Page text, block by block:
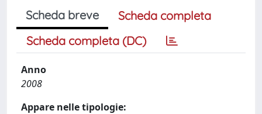
Scheda breve
Scheda completa
Scheda completa (DC)
Anno
2008
Appare nelle tipologie: